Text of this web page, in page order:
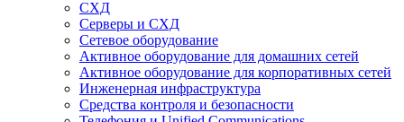
СХД
Серверы и СХД
Сетевое оборудование
Активное оборудование для домашних сетей
Активное оборудование для корпоративных сетей
Инженерная инфраструктура
Средства контроля и безопасности